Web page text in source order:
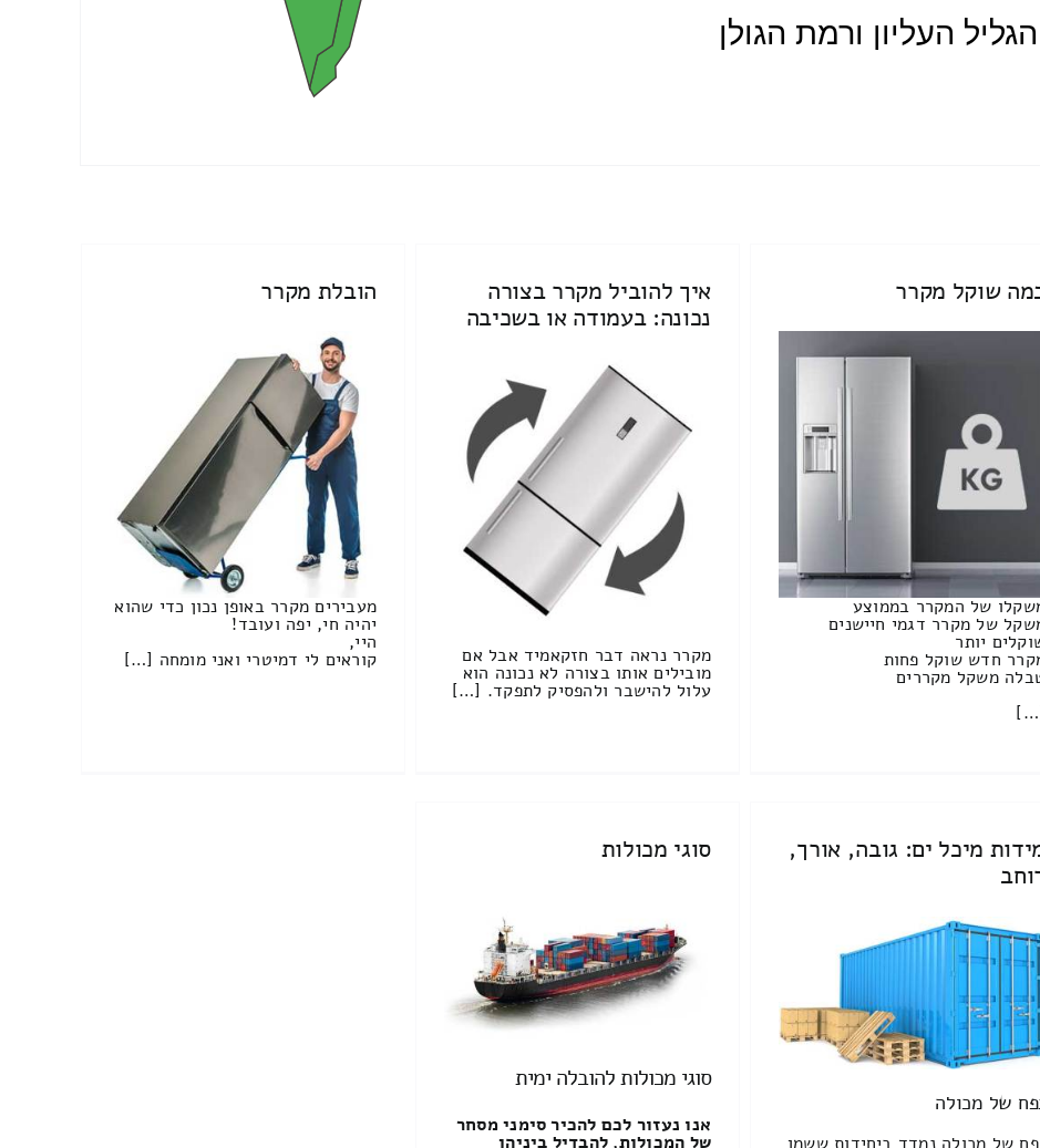
שוקל מקרר
של המקרר בממוצע
של מקרר דגמי חיישנים
יותר
חדש שוקל פחות
משקל מקררים
איך להוביל מקרר בצורה
נכונה: בעמודה או בשכיבה
מקרר נראה דבר חזקאמיד אבל אם
מובילים אותו בצורה לא נכונה הוא
עלול להישבר ולהפסיק לתפקד. […]
הובלת מקרר
מעבירים מקרר באופן נכון כדי שהוא
יהיה חי, יפה ועובד!
היי,
קוראים לי דמיטרי ואני מומחה […]
מיכל ים: גובה, אורך,
של מכולה
סוגי מכולות
סוגי מכולות להובלה ימית
אנו נעזור לכם להכיר סימני מסחר
של המכולות, להבדיל ביניהן